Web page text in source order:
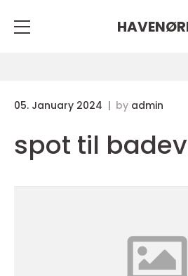
05. January 2024 by admin
spot til